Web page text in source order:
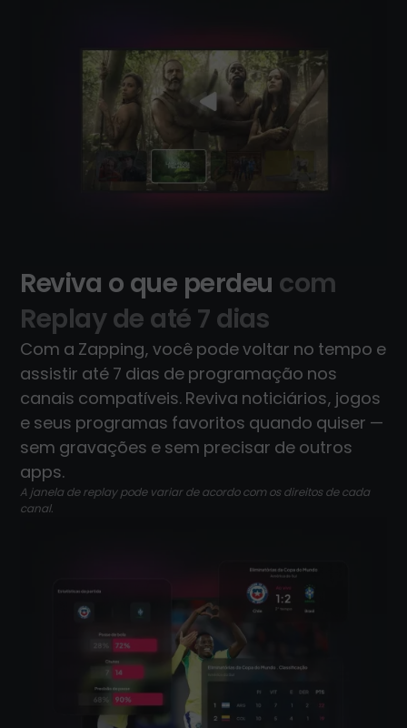
Reviva o que perdeu com
Replay de até 7 dias
Com a Zapping, você pode voltar no tempo e
assistir até 7 dias de programação nos
canais compatíveis. Reviva noticiários, jogos
e seus programas favoritos quando quiser —
sem gravações e sem precisar de outros
apps.
A janela de replay pode variar de acordo com os direitos de cada
canal.